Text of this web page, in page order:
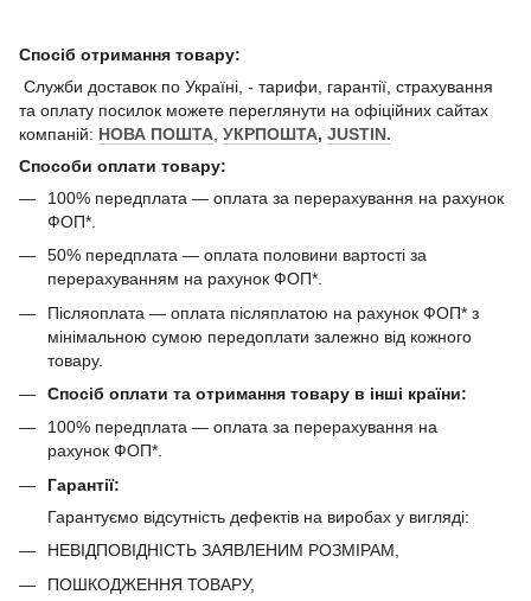
Спосіб отримання товару:
Служби доставок по Україні, - тарифи, гарантії, страхування
та оплату посилок можете переглянути на офіційних сайтах
компаній: НОВА ПОШТА УКРПОШТА, JUSTIN.
Способи оплати товару:
100% передплата — оплата за перерахування на рахунок
ФОП*.
50% передплата — оплата половини вартості за
перерахуванням на рахунок ФОП*.
Післяоплата — оплата післяплатою на рахунок ФОП* з
мінімальною сумою передоплати залежно від кожного
товару.
Спосіб оплати та отримання товару в інші країни:
100% передплата — оплата за перерахування на
рахунок ФОП*.
Гарантії:
Гарантуємо відсутність дефектів на виробах у вигляді:
НЕВІДПОВІДНІСТЬ ЗАЯВЛЕНИМ РОЗМІРАМ,
ПОШКОДЖЕННЯ ТОВАРУ,